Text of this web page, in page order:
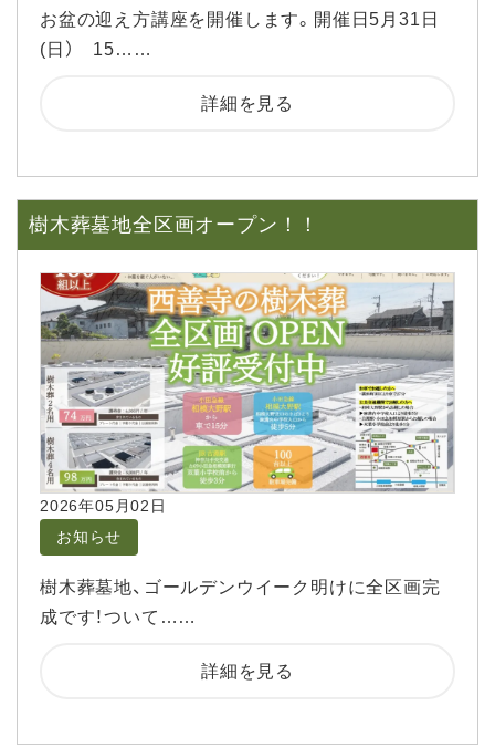
お盆の迎え方講座を開催します。開催日5月31日
(日） 15……
詳細を見る
樹木葬墓地全区画オープン！！
2026年05月02日
お知らせ
樹木葬墓地、ゴールデンウイーク明けに全区画完
成です！ついて……
詳細を見る